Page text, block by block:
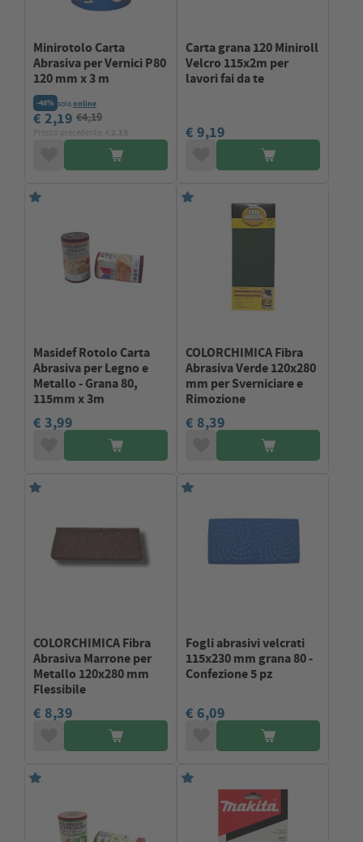
Minirotolo Carta
Abrasiva per Vernici P80
120 mm x 3 m
-48% soloonline
€ 2,19 €4,19
Carta grana 120 Miniroll
Velcro 115x2m per
lavori fai da te
€ 9,19
Masidef Rotolo Carta
Abrasiva per Legno e
Metallo - Grana 80,
115mm x 3m
€ 3,99
COLORCHIMICA Fibra
Abrasiva Verde 120x280
mm per Sverniciare e
Rimozione
€ 8,39
COLORCHIMICA Fibra
Abrasiva Marrone per
Metallo 120x280 mm
Flessibile
€ 8,39
Fogli abrasivi velcrati
115x230 mm grana 80 -
Confezione 5 pz
€ 6,09